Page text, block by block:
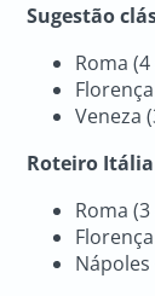
Sugestão
Roma
Veneza
Roteiro Itália
Roma
Nápoles